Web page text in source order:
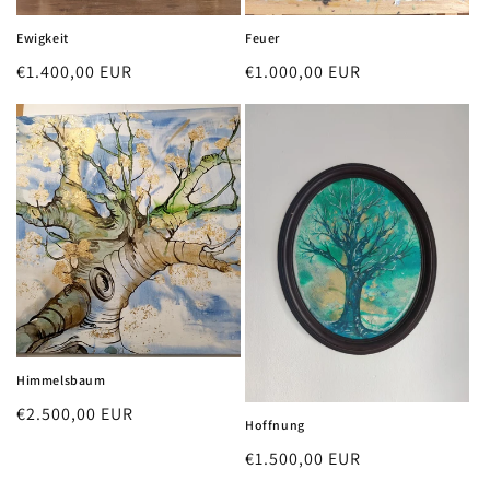
Ewigkeit
Regular
€1.400,00 EUR
Feuer
Regular
€1.000,00 EUR
Himmelsbaum
Regular
€2.500,00 EUR Hoffnung
Regular
€1.500,00 EUR